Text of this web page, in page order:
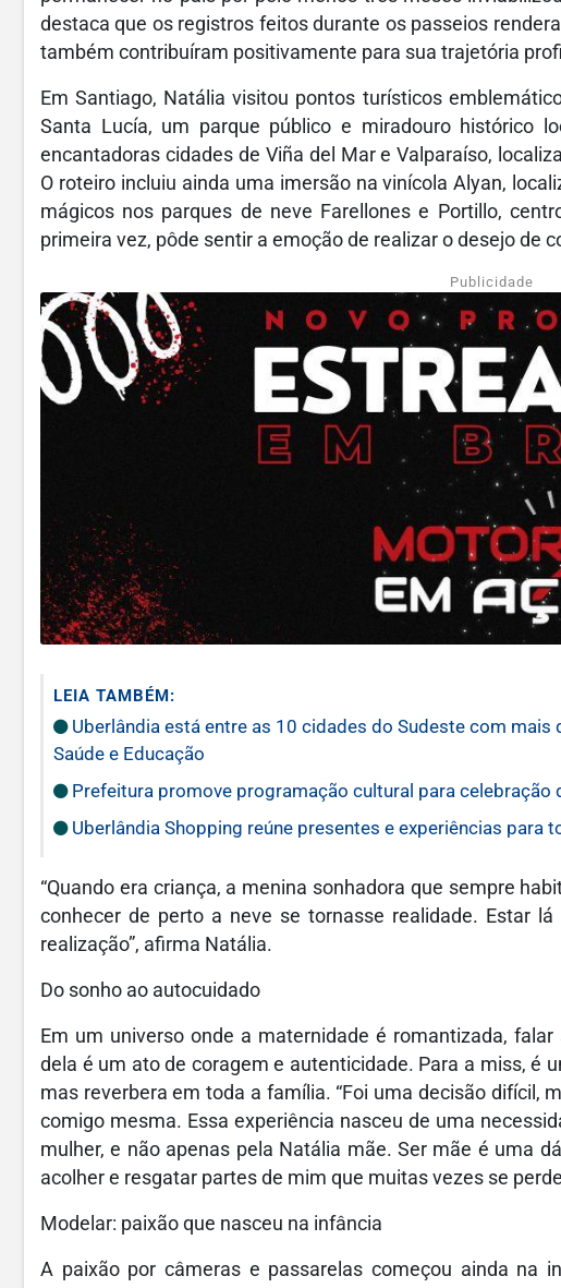
destaca que os registros feitos durante os passeios
também contribuíram positivamente para sua trajetória
Em Santiago, Natália visitou pontos turísticos
Santa Lucía, um parque público e miradouro histórico
encantadoras cidades de Viña del Mar e Valparaíso,
O roteiro incluiu ainda uma imersão na vinícola Alyan,
mágicos nos parques de neve Farellones e Portillo,
primeira vez, pôde sentir a emoção de realizar o desejo de
Publicidade
LEIA TAMBÉM:
Uberlândia está entre as 10 cidades do Sudeste com mais
Saúde e Educação
Prefeitura promove programação cultural para celebração
Uberlândia Shopping reúne presentes e experiências para
“Quando era criança, a menina sonhadora que sempre
conhecer de perto a neve se tornasse realidade. Estar
realização”, afirma Natália.
Do sonho ao autocuidado
Em um universo onde a maternidade é romantizada,
dela é um ato de coragem e autenticidade. Para a miss, é
mas reverbera em toda a família. “Foi uma decisão difícil,
comigo mesma. Essa experiência nasceu de uma
mulher, e não apenas pela Natália mãe. Ser mãe é uma
acolher e resgatar partes de mim que muitas vezes se
Modelar: paixão que nasceu na infância
A paixão por câmeras e passarelas começou ainda na